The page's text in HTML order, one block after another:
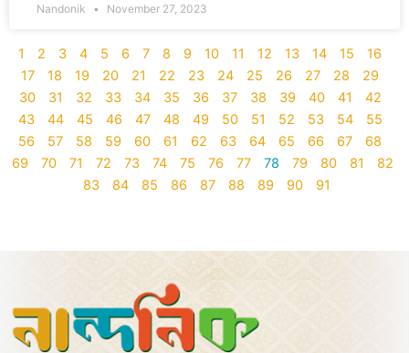
Nandonik November 27, 2023
1 2 3 4 5 6 7 8 9 10 11 12 13 14 15
16
17
18 19 20 21 22 23 24 25 26 27 28
29
30
31 32 33 34 35 36 37 38 39 40 41
42
43
44 45 46 47 48 49 50 51 52 53 54
55
56
57 58 59 60 61 62 63 64 65 66 67
68
69
70 71 72 73 74 75 76 77 78 79 80 81
82
83
84 85 86 87 88 89 90 91